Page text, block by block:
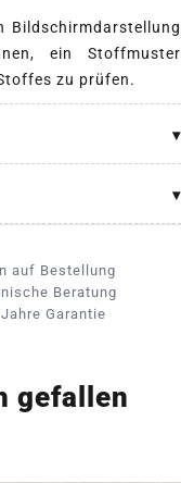
Bildschirmdarstellung
ein Stoffmuster
zu prüfen.
auf Bestellung
Beratung
Garantie
gefallen